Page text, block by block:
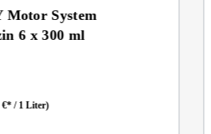
System
6 x 300 ml
€* / 1 Liter)